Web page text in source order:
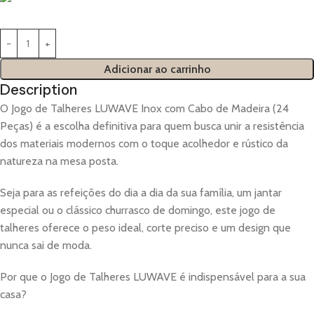
Adicionar ao carrinho
Description
O Jogo de Talheres LUWAVE Inox com Cabo de Madeira (24
Peças) é a escolha definitiva para quem busca unir a resistência
dos materiais modernos com o toque acolhedor e rústico da
natureza na mesa posta.
Seja para as refeições do dia a dia da sua família, um jantar
especial ou o clássico churrasco de domingo, este jogo de
talheres oferece o peso ideal, corte preciso e um design que
nunca sai de moda.
Por que o Jogo de Talheres LUWAVE é indispensável para a sua
casa?